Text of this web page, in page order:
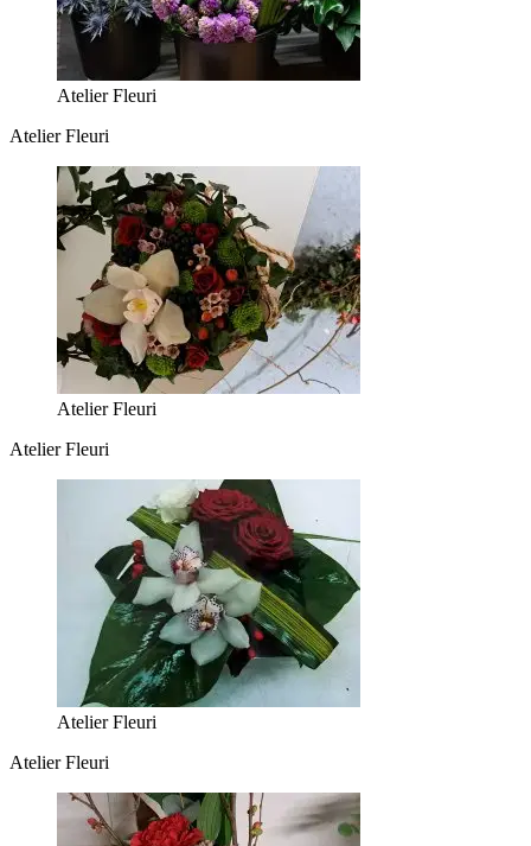
Atelier Fleuri
Atelier Fleuri
Atelier Fleuri
Atelier Fleuri
Atelier Fleuri
Atelier Fleuri